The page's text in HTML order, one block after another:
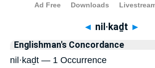
Bible> Strong's > Hebrew
◄ nil·kaḏt ►
Englishman's Concordance
nil·kaḏt — 1 Occurrence